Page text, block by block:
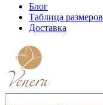
Блог
Таблица размеров
Доставка